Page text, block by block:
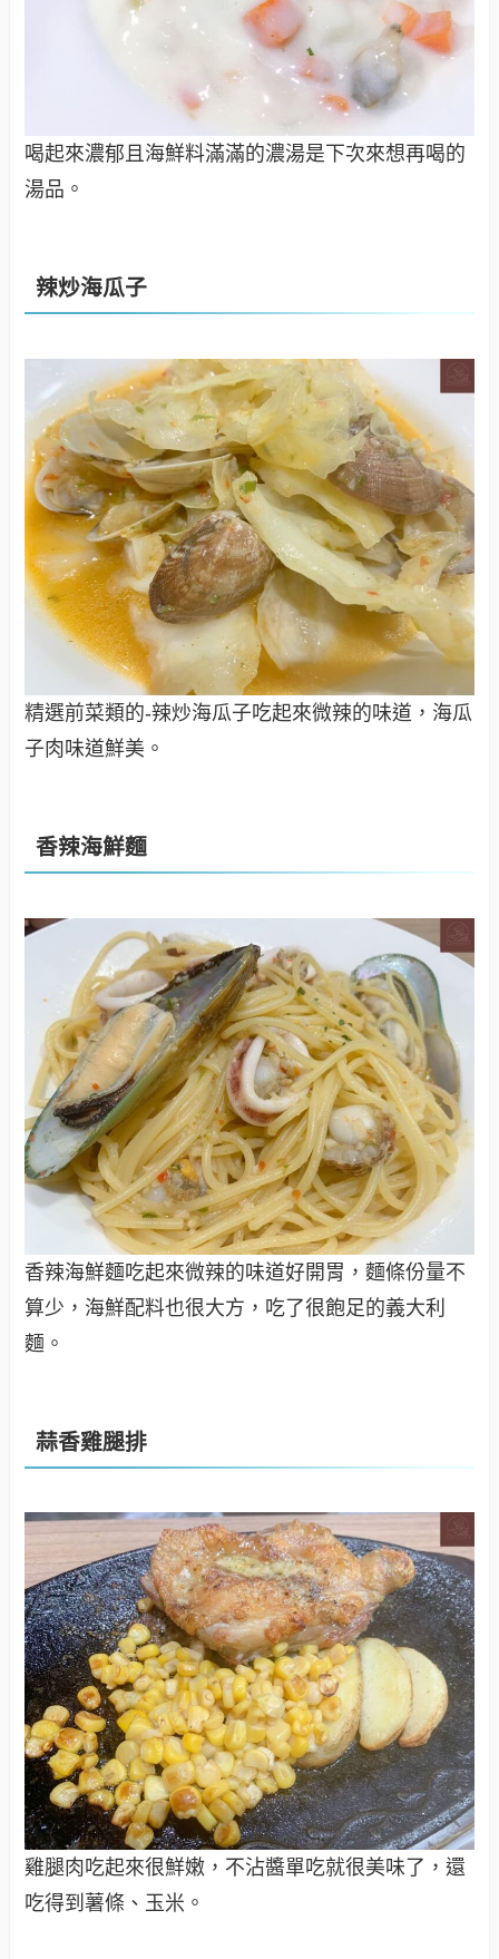
喝起來濃郁且海鮮料滿滿的濃湯是下次來想再喝的
湯品。
辣炒海瓜子
精選前菜類的-辣炒海瓜子吃起來微辣的味道，海瓜
子肉味道鮮美。
香辣海鮮麵
香辣海鮮麵吃起來微辣的味道好開胃，麵條份量不
算少，海鮮配料也很大方，吃了很飽足的義大利
麵。
蒜香雞腿排
雞腿肉吃起來很鮮嫩，不沾醬單吃就很美味了，還
吃得到薯條、玉米。